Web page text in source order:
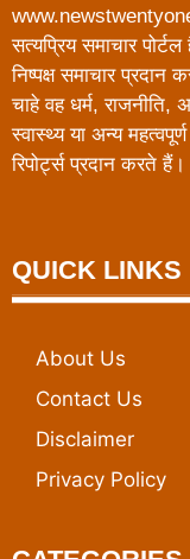
सत्यप्रिय समाचार
निष्पक्ष समाचार
चाहे वह धर्म,
स्वास्थ्य या अन्य
रिपोर्ट्स प्रदान करते हैं।
QUICK LINKS
About Us
Contact Us
Disclaimer
Privacy Policy